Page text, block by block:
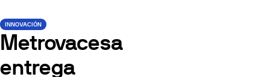
INNOVACIÓN
Metrovacesa
entrega